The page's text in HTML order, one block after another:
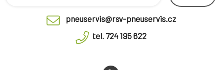
pneuservis@rsv-pneuservis.cz
tel. 724 195 622